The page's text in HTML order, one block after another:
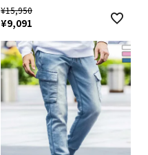
¥15,950
¥9,091